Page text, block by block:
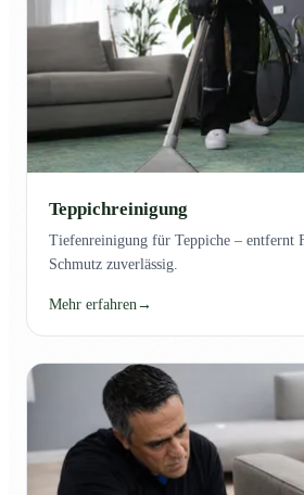
Teppichreinigung
Tiefenreinigung für Teppiche – entfernt
Schmutz zuverlässig.
Mehr erfahren →